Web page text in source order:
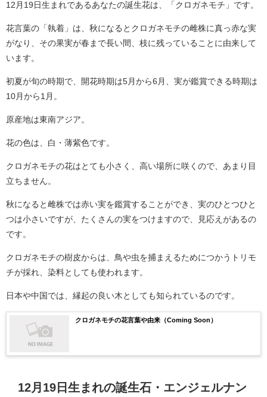
12月19日生まれであるあなたの誕生花は、「クロガネモチ」です。
花言葉の「執着」は、秋になるとクロガネモチの雌株に真っ赤な実
がなり、その果実が春まで長い間、枝に残っていることに由来して
います。
初夏が旬の時期で、開花時期は5月から6月、実が鑑賞できる時期は
10月から1月。
原産地は東南アジア。
花の色は、白・薄紫色です。
クロガネモチの花はとても小さく、高い場所に咲くので、あまり目
立ちません。
秋になると雌株では赤い実を鑑賞することができ、実のひとつひと
つは小さいですが、たくさんの実をつけますので、見応えがあるの
です。
クロガネモチの樹皮からは、鳥や虫を捕まえるためにつかうトリモ
チが採れ、染料としても使われます。
日本や中国では、縁起の良い木としても知られているのです。
クロガネモチの花言葉や由来（Coming Soon）
12月19日生まれの誕生石・エンジェルナン